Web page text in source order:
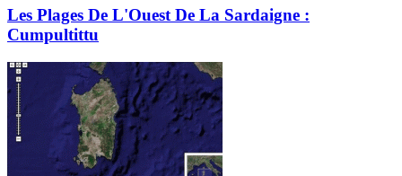
Les Plages De L'Ouest De La Sardaigne :
Cumpultittu